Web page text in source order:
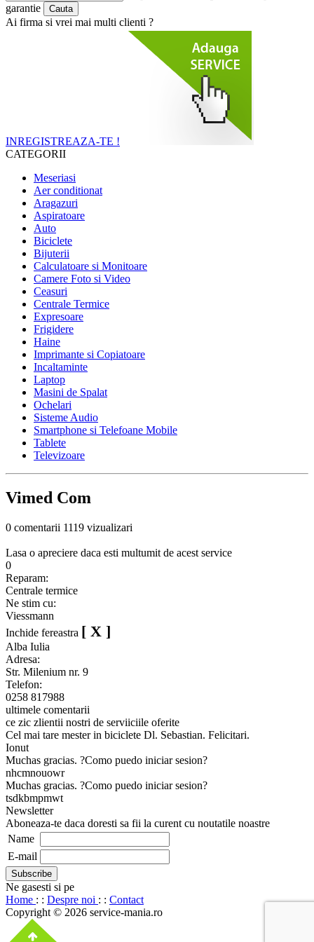
garantie
Ai firma si vrei mai multi clienti ?
INREGISTREAZA-TE !
CATEGORII
Meseriasi
Aer conditionat
Aragazuri
Aspiratoare
Auto
Biciclete
Bijuterii
Calculatoare si Monitoare
Camere Foto si Video
Ceasuri
Centrale Termice
Expresoare
Frigidere
Haine
Imprimante si Copiatoare
Incaltaminte
Laptop
Masini de Spalat
Ochelari
Sisteme Audio
Smartphone si Telefoane Mobile
Tablete
Televizoare
Vimed Com
0 comentarii 1119 vizualizari
Lasa o apreciere daca esti multumit de acest service
0
Reparam:
Centrale termice
Ne stim cu:
Viessmann
Inchide fereastra [ X ]
Alba Iulia
Adresa:
Str. Milenium nr. 9
Telefon:
0258 817988
ultimele comentarii
ce zic zlientii nostri de serviiciile oferite
Cel mai tare mester in biciclete Dl. Sebastian. Felicitari.
Ionut
Muchas gracias. ?Como puedo iniciar sesion?
nhcmnouowr
Muchas gracias. ?Como puedo iniciar sesion?
tsdkbmpmwt
Newsletter
Aboneaza-te daca doresti sa fii la curent cu noutatile noastre
Name
E-mail
Ne gasesti si pe
Home : : Despre noi : : Contact
Copyright © 2026 service-mania.ro